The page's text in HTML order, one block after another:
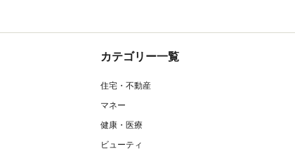
カテゴリー一覧
住宅・不動産
マネー
健康・医療
ビューティ